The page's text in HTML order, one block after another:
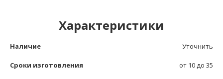
Характеристики
Наличие Уточнить
Сроки изготовления от 10 до 35